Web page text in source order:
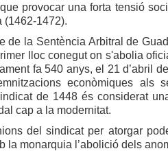
provocar una forta tensió
(1462-1472).
de la Sentència Arbitral de
lloc conegut on s'abolia
fa 540 anys, el 21 d’abril
econòmiques als
de 1448 és considerat
cap a la modernitat.
del sindicat per atorgar
la monarquia l’abolició dels